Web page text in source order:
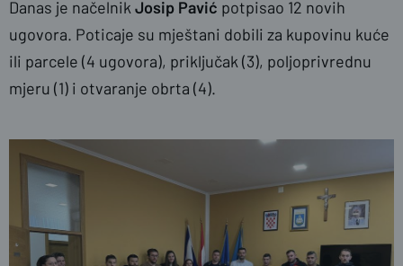
Danas je načelnik Josip Pavić potpisao 12 novih
ugovora. Poticaje su mještani dobili za kupovinu kuće
ili parcele (4 ugovora), priključak (3), poljoprivrednu
mjeru (1) i otvaranje obrta (4).